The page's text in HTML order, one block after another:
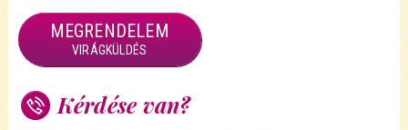
MEGRENDELEM
VIRÁGKÜLDÉS
Kérdése van?